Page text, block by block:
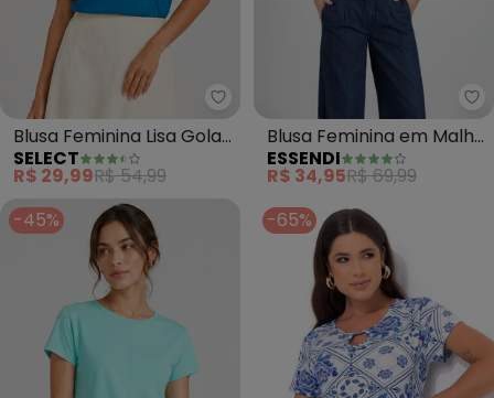
Select - Blusa Feminina Lisa
Blusa Feminina Lisa Gola
Redonda (Azul)
SELECT
R$ 29,99R$ 54,99
Blusa Feminina em Malha
(Azul)
ESSENDI
R$ 34,95R$ 69,99
-45%
-65%